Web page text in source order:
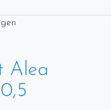
Alea